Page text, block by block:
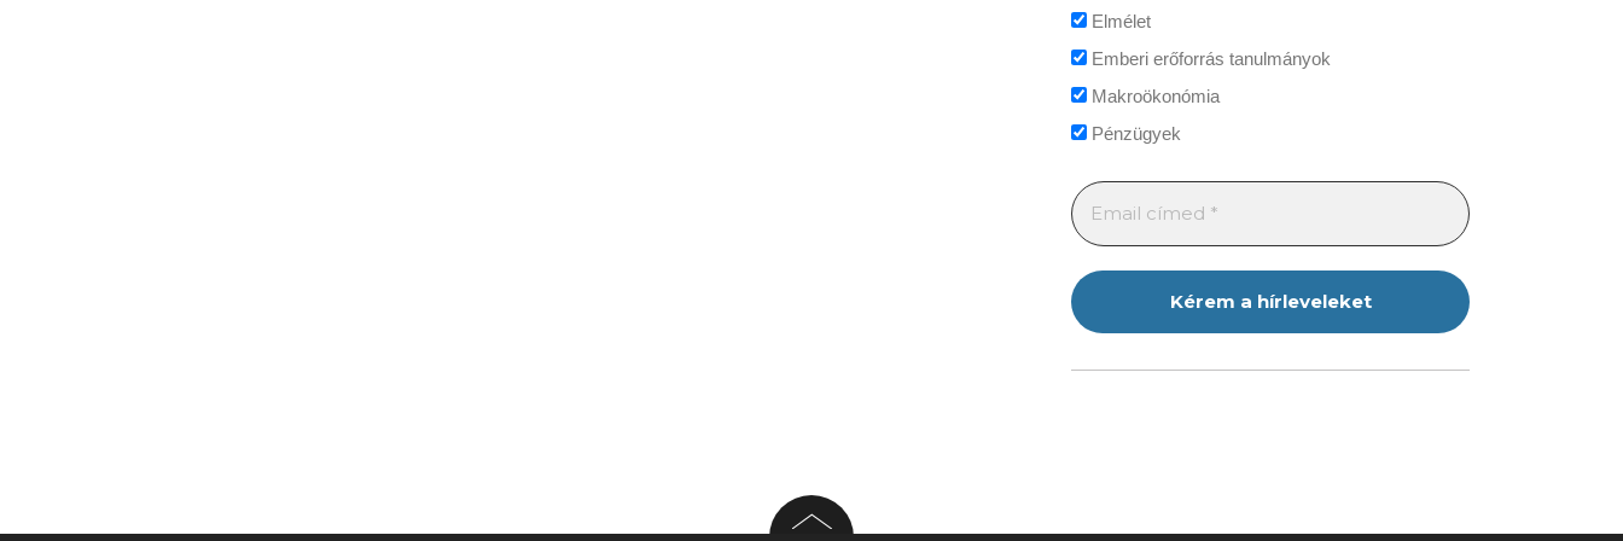
Elmélet
Emberi erőforrás tanulmányok
Makroökonómia
Pénzügyek